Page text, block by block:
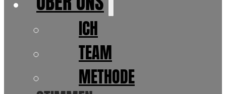
ICH
TEAM
METHODE